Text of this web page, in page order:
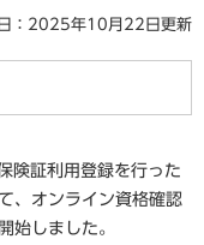
：2025年10月22日更新
険証利用登録を行った
、オンライン資格確認
始しました。